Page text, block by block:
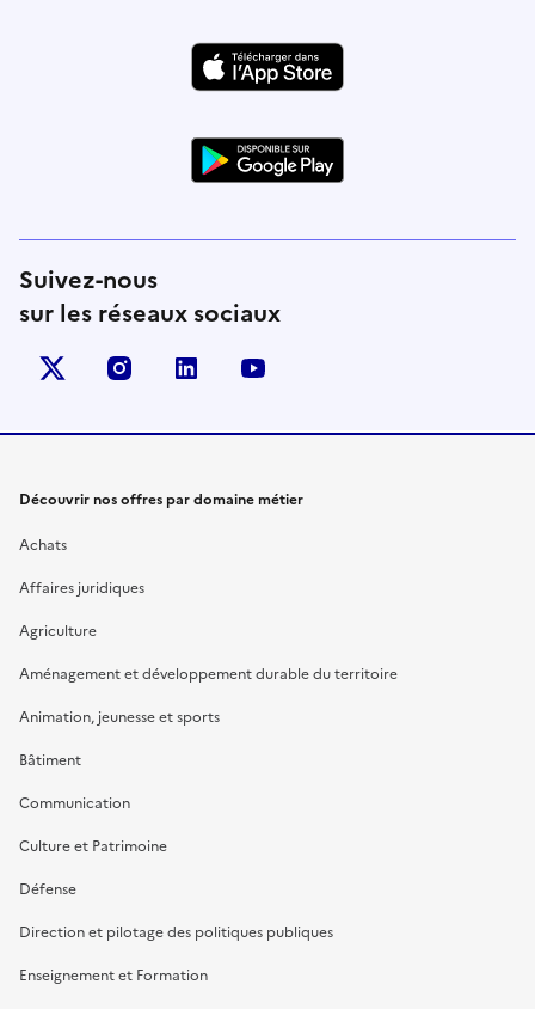
Suivez-nous
sur les réseaux sociaux
X (anciennement Twitter)
instagramlinkedin
Découvrir nos offres par domaine métier
Achats
Affaires juridiques
Agriculture
Aménagement et développement durable du territoire
Animation, jeunesse et sports
Bâtiment
Communication
Culture et Patrimoine
Défense
Direction et pilotage des politiques publiques
Enseignement et Formation